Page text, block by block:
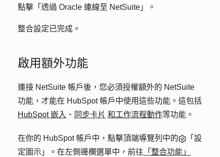
點擊「 透過 Oracle 連線至 NetSuite 」。
整合設定已完成。
啟用額外功能
連接 NetSuite 帳戶後，您必須授權額外的 NetSuite
功能，才能在 HubSpot 帳戶中使用這些功能。這包括
HubSpot 嵌入 、 同步卡片 和工作流程動作等功能。
在你的 HubSpot 帳戶中，點擊頂端導覽列中的
「設
定圖示」。在左側邊欄選單中，前往 「整合功能」